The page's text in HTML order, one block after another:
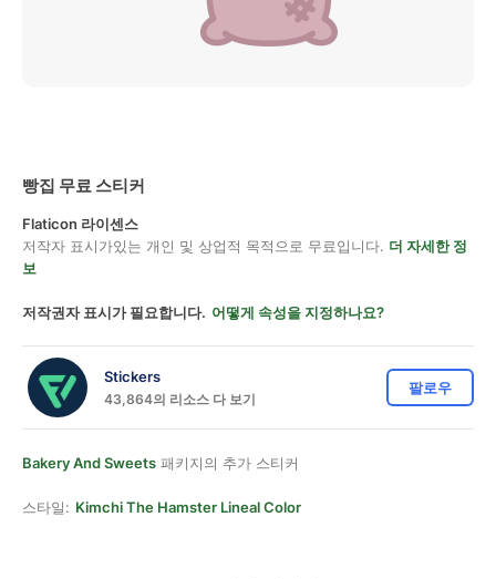
빵집 무료 스티커
Flaticon 라이센스
저작자 표시가있는 개인 및 상업적 목적으로 무료입니다. 더 자세한 정
보
저작권자 표시가 필요합니다. 어떻게 속성을 지정하나요?
Stickers
43,864의 리소스 다 보기
팔로우
Bakery And Sweets 패키지의 추가 스티커
스타일: Kimchi The Hamster Lineal Color